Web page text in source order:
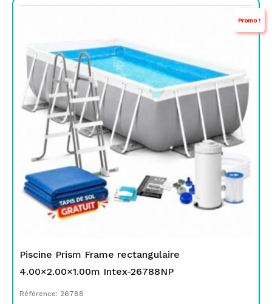
Promo !
Piscine Prism Frame rectangulaire
4.00×2.00×1.00m Intex-26788NP
Référence: 26788
Le
était :
TND
3.449,000.
Le
est :
TND
2.149,000.